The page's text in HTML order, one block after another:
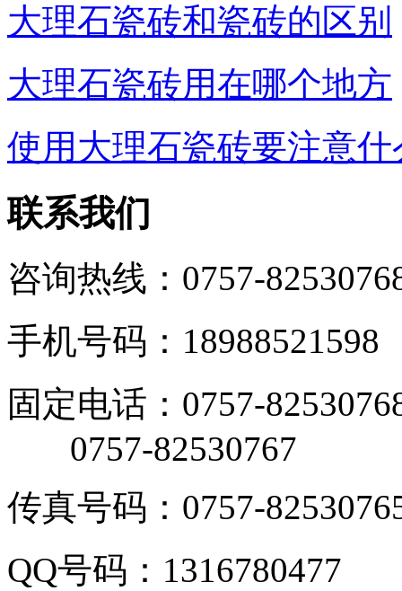
大理石瓷砖和瓷砖的区别
大理石瓷砖用在哪个地方
使用大理石瓷砖要注意什
联系我们
咨询热线：0757-
手机号码：18988521598
固定电话：0757-
0757-82530767
传真号码：0757-
QQ号码：1316780477